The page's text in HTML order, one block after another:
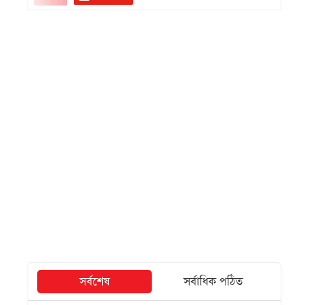
সর্বশেষ
সর্বাধিক পঠিত